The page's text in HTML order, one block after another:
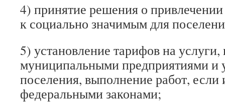
4) принятие решения о
к социально значимым для
5) установление тарифов на
муниципальными предприятиями и
поселения, выполнение работ, если
федеральными законами;